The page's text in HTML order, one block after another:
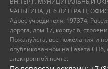
ЧАПЫГИНА, Д. 6 ЛИТЕРА П,
Адрес учредителя: 197374,
дорога, дом 17, корпус 6,
Пожалуйста, все пожелания и
опубликованном на
электронной почте.